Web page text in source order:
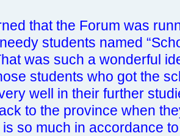
that the Forum was
students named
was such a wonderful
students who got the
well in their further
to the province when
so much in accordance